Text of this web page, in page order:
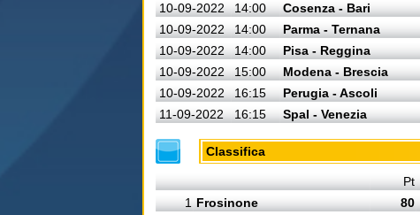
10-09-2022
14:00 Cosenza - Bari
10-09-2022
14:00 Parma - Ternana
10-09-2022
14:00 Pisa - Reggina
10-09-2022
15:00 Modena - Brescia
10-09-2022
16:15 Perugia - Ascoli
11-09-2022
16:15 Spal - Venezia
Classifica
Pt
1 Frosinone 80